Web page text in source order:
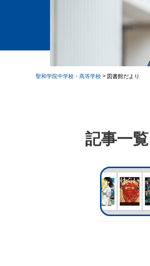
聖和学院中学校・髙等学校 > 図書館だより
記事一覧